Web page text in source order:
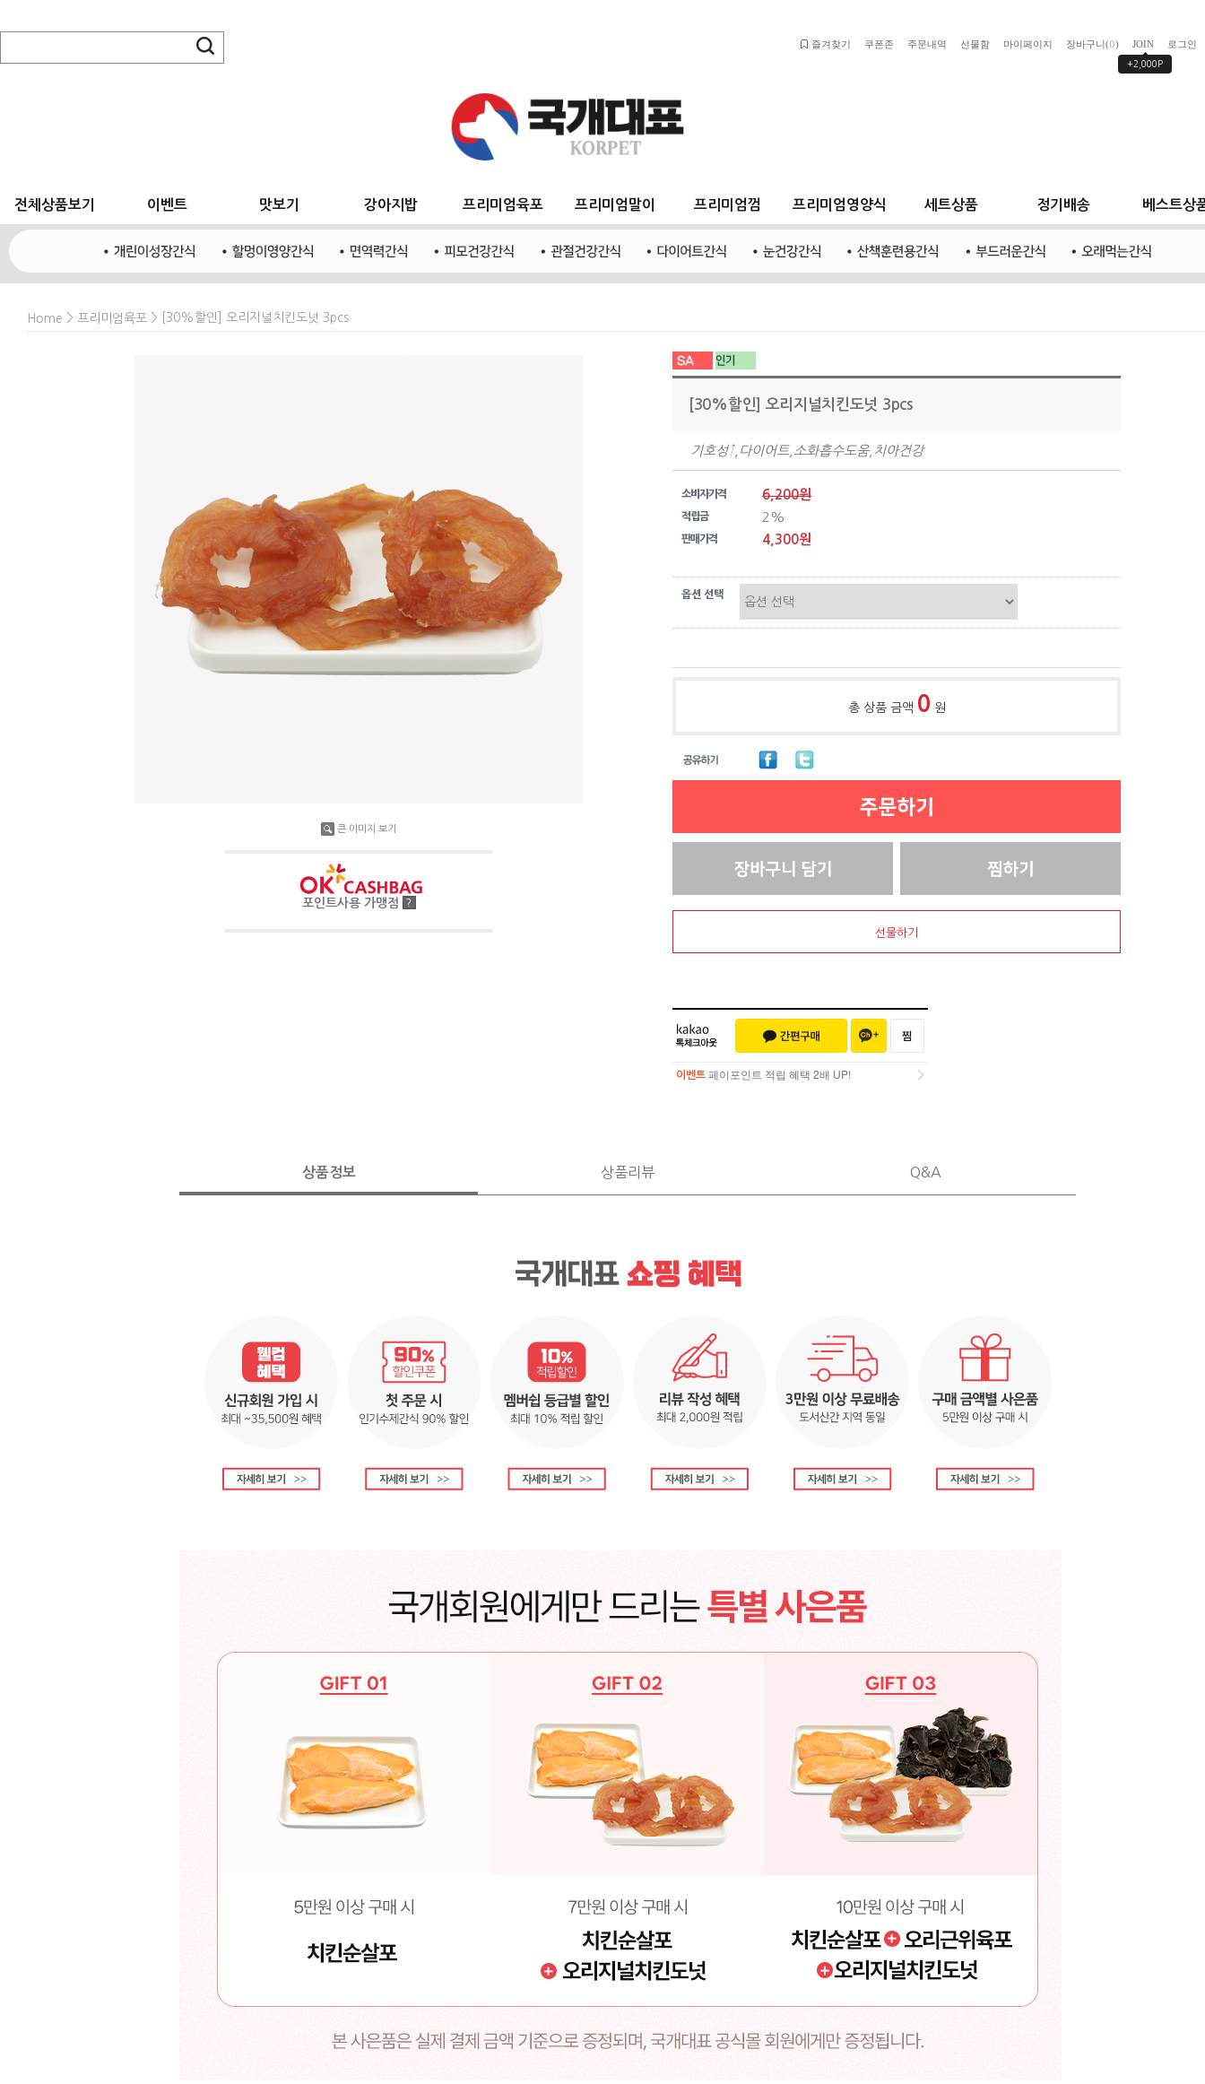
로그인
JOIN
+2,000P
장바구니(0)
마이페이지
선물함
주문내역
쿠폰존
즐겨찾기
전체상품보기 이벤트 맛보기 강아지밥 프리미엄육포 프리미엄말이 프리미엄껌 프리미엄영양식 세트상품 정기배송 베스트상
Home > 프리미엄육포 > [30%할인] 오리지널치킨도넛 3pcs
큰 이미지 보기
포인트사용 가맹점 ?
[30%할인] 오리지널치킨도넛 3pcs
기호성↑,다이어트,소화흡수도움,치아건강
소비자가격 6,200원
적립금 2%
판매가격 4,300원
옵션 선택
총 상품 금액 0 원
선물하기
이벤트 페이포인트 적립 혜택 2배 UP!
상품정보 상품리뷰 Q&A